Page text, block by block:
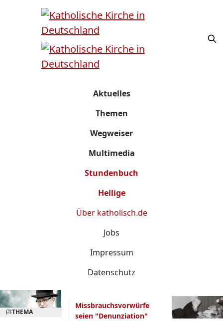
Aktuelles
Themen
Wegweiser
Multimedia
Stundenbuch
Heilige
Über katholisch.de
Jobs
Impressum
Datenschutz
THEMA
Missbrauchsvorwürfe
seien "Denunziation"